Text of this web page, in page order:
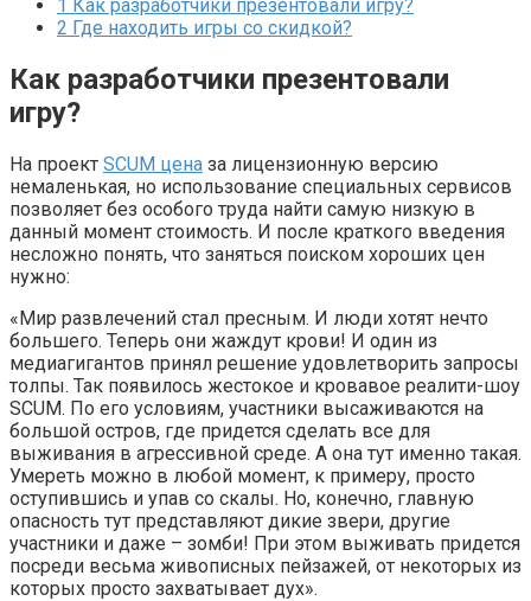
1 Как разработчики презентовали игру?
2 Где находить игры со скидкой?
Как разработчики презентовали
игру?
На проект SCUM цена за лицензионную версию
немаленькая, но использование специальных сервисов
позволяет без особого труда найти самую низкую в
данный момент стоимость. И после краткого введения
несложно понять, что заняться поиском хороших цен
нужно:
«Мир развлечений стал пресным. И люди хотят нечто
большего. Теперь они жаждут крови! И один из
медиагигантов принял решение удовлетворить запросы
толпы. Так появилось жестокое и кровавое реалити-шоу
SCUM. По его условиям, участники высаживаются на
большой остров, где придется сделать все для
выживания в агрессивной среде. А она тут именно такая.
Умереть можно в любой момент, к примеру, просто
оступившись и упав со скалы. Но, конечно, главную
опасность тут представляют дикие звери, другие
участники и даже – зомби! При этом выживать придется
посреди весьма живописных пейзажей, от некоторых из
которых просто захватывает дух».